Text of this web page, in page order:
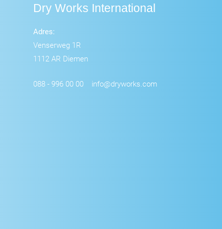
Dry Works International
Adres:
Venserweg 1R
1112 AR Diemen
088 - 996 00 00 info@dryworks.com